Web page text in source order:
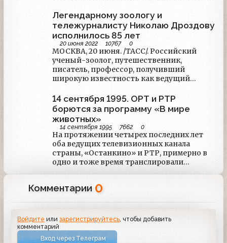
Легендарному зоологу и
тележурналисту Николаю Дроздову
исполнилось 85 лет
20 июня 2022 10767 0
МОСКВА, 20 июня. /ТАСС/. Российский
ученый-зоолог, путешественник,
писатель, профессор, получивший
широкую известность как ведущий
Николай Дроздов отмечает в понедельник
85-летие. "У меня всегда хорошее
настроение. <…> Надо радоваться
каждому часу, каждой минуте жизни", -
заявил зоолог журналистам в преддверии
юбилея на презентации книги "Полет
бумеранга.
14 сентября 1995. ОРТ и РТР
борются за программу «В мире
животных»
14 сентября 1995 7662 0
На протяжении четырех последних лет
оба ведущих телевизионных канала
страны, «Останкино» и РТР, примерно в
одно и тоже время транслировали
передачу с одним и тем же названием «В
возникла после образования Российской
канала на второй.
Комментарии 0
Войдите илизарегистрируйтесь, чтобы добавить
комментарий
Вход через Телеграм